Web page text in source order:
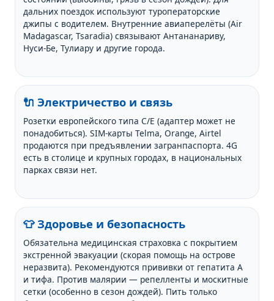
дальних поездок используют туроператорские
джипы с водителем. Внутренние авиаперелёты (Air
Madagascar, Tsaradia) связывают Антананариву,
Нуси-Бе, Тулиару и другие города.
🔌 Электричество и связь
Розетки европейского типа C/E (адаптер может не
понадобиться). SIM-карты Telma, Orange, Airtel
продаются при предъявлении загранпаспорта. 4G
есть в столице и крупных городах, в национальных
парках связи нет.
👕 Здоровье и безопасность
Обязательна медицинская страховка с покрытием
экстренной эвакуации (скорая помощь на острове
неразвита). Рекомендуются прививки от гепатита А
и тифа. Против малярии — репелленты и москитные
сетки (особенно в сезон дождей). Пить только